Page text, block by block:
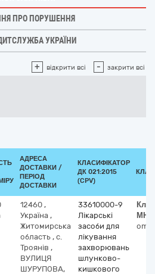
ПРО ПОРУШЕННЯ
УКРАЇНИ
+ відкрити всі - закрити всі
АДРЕСА
ДОСТАВКИ /
ПЕРІОД
ДОСТАВКИ
КЛАСИФІКАТОР
ДК 021:2015
(CPV)
12460 ,
Україна ,
Житомирська
область , с.
Троянів ,
ВУЛИЦЯ
ШУРУПОВА,
33610000-9
Лікарські
засоби для
лікування
захворювань
шлунково-
кишкового
МНН